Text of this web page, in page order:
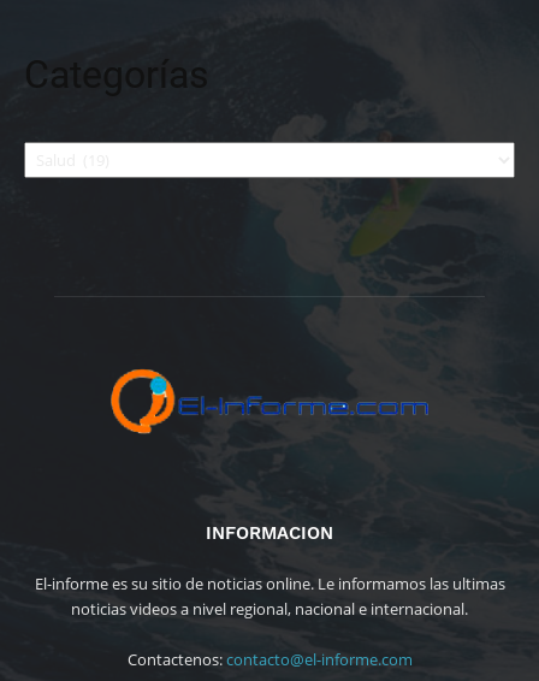
Categorías
Categorías
INFORMACION
El-informe es su sitio de noticias online. Le informamos las ultimas
noticias videos a nivel regional, nacional e internacional.
Contactenos:contacto@el-informe.com